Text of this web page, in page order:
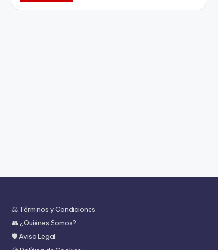
⚖️ Términos y Condiciones
👥 ¿Quiénes Somos?
🛡️ Aviso Legal